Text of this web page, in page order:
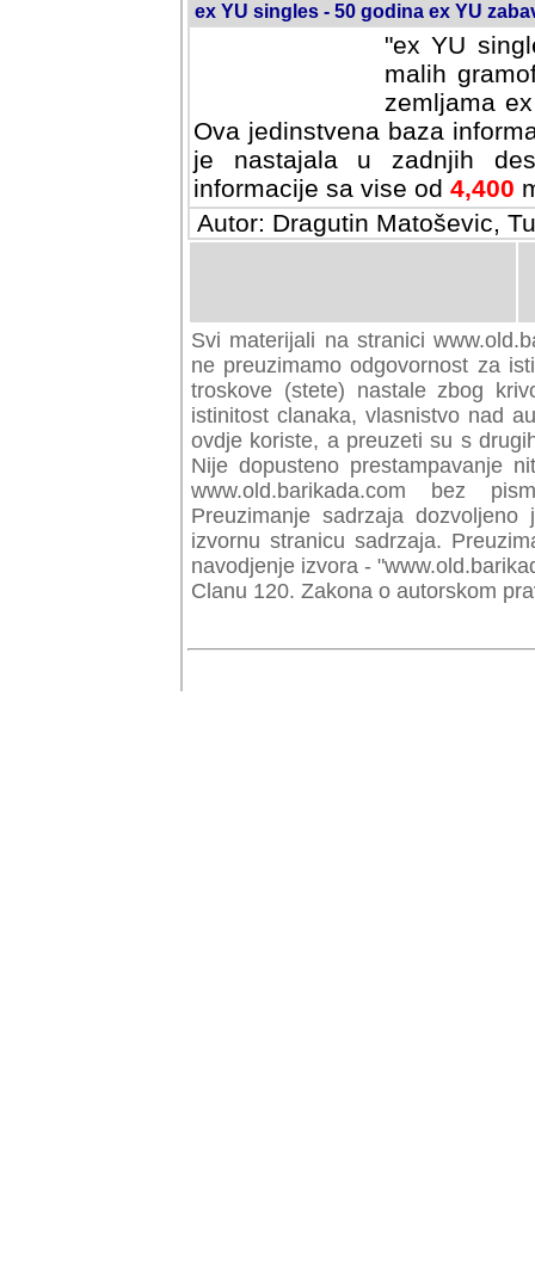
ex YU singles - 50 godina ex YU
"ex YU
malih
zemljama
Ova jedinstvena baza
je nastajala u zadnjih
informacije sa vise od 4,400
Autor: Dragutin Matoševic,
Svi materijali na stranici
preuzimamo odgovornost za
troskove (stete) nastale zbog
istinitost clanaka, vlasnistvo nad
ovdje koriste, a preuzeti su s
Nije dopusteno prestampavanje
www.old.barikada.com bez
Preuzimanje sadrzaja
izvornu stranicu sadrzaja.
navodjenje izvora -
Clanu 120. Zakona o autorskom